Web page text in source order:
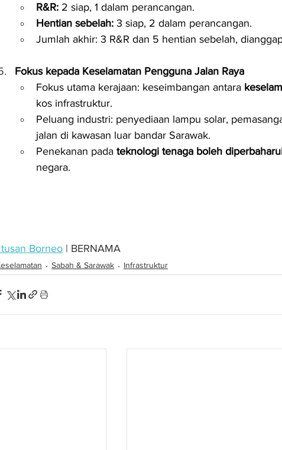
R&R: 2 siap, 1 dalam perancangan.
Hentian sebelah: 3 siap, 2 dalam perancangan.
Jumlah akhir: 3 R&R dan 5 hentian sebelah,
Fokus kepada Keselamatan Pengguna Jalan Raya
Fokus utama kerajaan: keseimbangan antara
kos infrastruktur.
Peluang industri: penyediaan lampu solar,
jalan di kawasan luar bandar Sarawak.
Penekanan pada teknologi tenaga boleh
negara.
Borneo | BERNAMA
Sabah & Sarawak Infrastruktur